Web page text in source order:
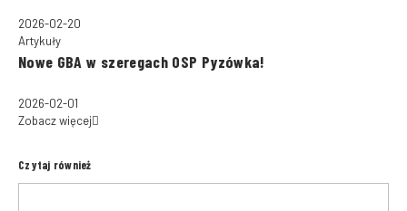
2026-02-20
Artykuły
Nowe GBA w szeregach OSP Pyzówka!
2026-02-01
Zobacz więcej
Czytaj również